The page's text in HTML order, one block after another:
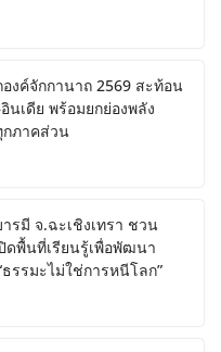
งค์จักกานาถ 2569 สะท้อน
นเดีย พร้อมยกย่องพลัง
กภาคส่วน
รมี จ.ฉะเชิงเทรา ชวน
ดพื้นที่เรียนรู้เพื่อพัฒนา
รรมะไม่ใช่การหนีโลก”